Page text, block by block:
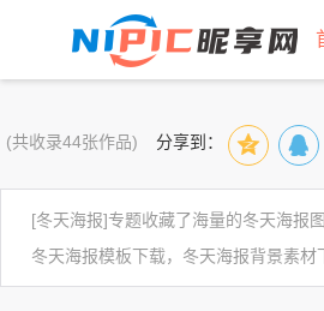
(共收录44张作品) 分享到：
[冬天海报]专题收藏了海量的冬天海报
冬天海报模板下载，冬天海报背景素